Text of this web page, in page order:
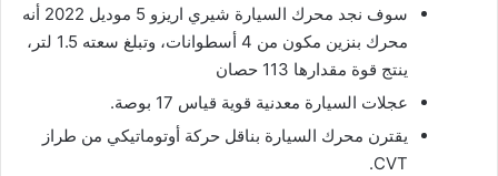
سوف نجد محرك السيارة شيري اريزو 5 موديل 2022 أنه
محرك بنزين مكون من 4 أسطوانات، وتبلغ سعته 1.5 لتر،
ينتج قوة مقدارها 113 حصان
عجلات السيارة معدنية قوية قياس 17 بوصة.
يقترن محرك السيارة بناقل حركة أوتوماتيكي من طراز
CVT.